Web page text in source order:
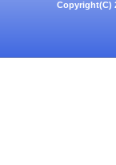
Copyright(C)